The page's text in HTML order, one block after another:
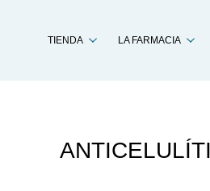
TIENDA LA FARMACIA